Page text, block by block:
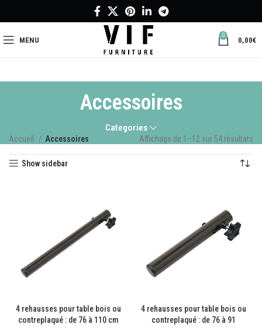
MENU
0
0,00€
Accessoires
Categories
Accueil Accessoires Affichage de 1–12 sur 54 résultats
Show sidebar
4 rehausses pour table bois ou
contreplaqué : de 76 à 110 cm
4 rehausses pour table bois ou
contreplaqué : de 76 à 91